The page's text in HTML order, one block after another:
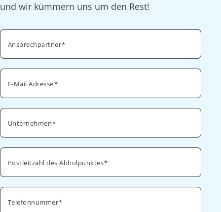
und wir kümmern uns um den Rest!
Ansprechpartner
E-Mail Adresse
Unternehmen
Postleitzahl des Abholpunktes
Telefonnummer